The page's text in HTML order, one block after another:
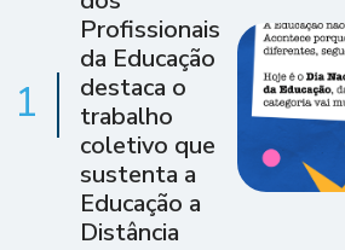
1
Profissionais
da Educação
destaca o
trabalho
coletivo que
sustenta a
Educação a
Distância